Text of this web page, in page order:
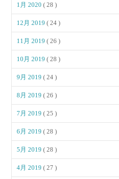
1月 2020( 28 )
12月 2019( 24 )
11月 2019( 26 )
10月 2019( 28 )
9月 2019( 24 )
8月 2019( 26 )
7月 2019( 25 )
6月 2019( 28 )
5月 2019( 28 )
4月 2019( 27 )